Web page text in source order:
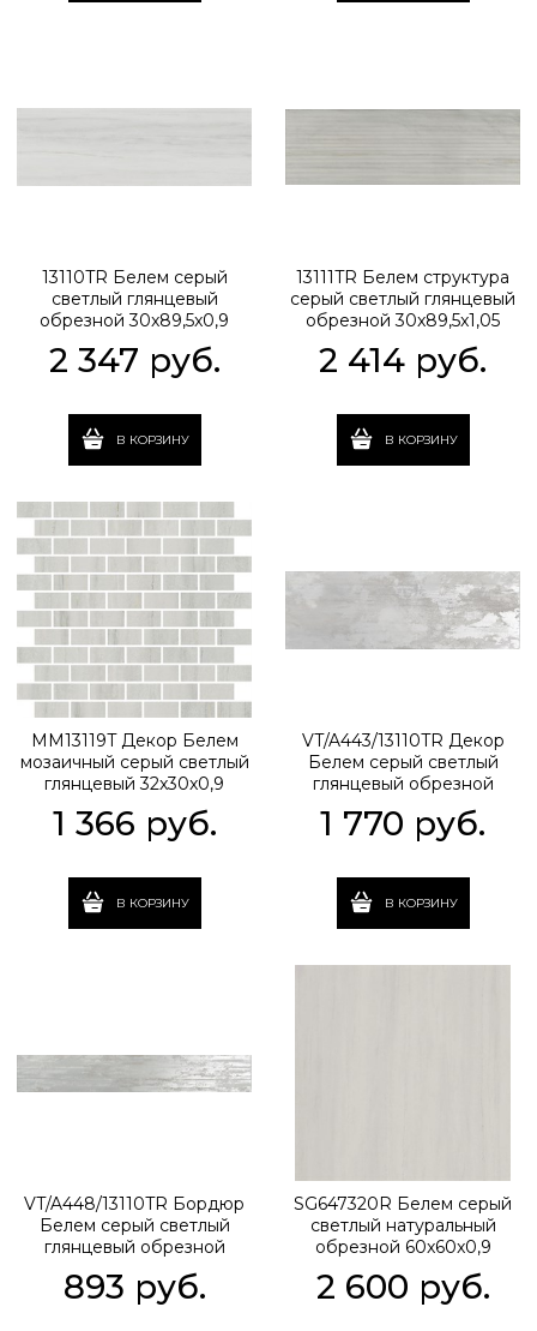
13110TR Белем серый
светлый глянцевый
обрезной 30x89,5x0,9
2 347 руб.
В КОРЗИНУ
13111TR Белем структура
серый светлый глянцевый
обрезной 30x89,5x1,05
2 414 руб.
В КОРЗИНУ
MM13119T Декор Белем
мозаичный серый светлый
глянцевый 32x30x0,9
1 366 руб.
В КОРЗИНУ
VT/A443/13110TR Декор
Белем серый светлый
глянцевый обрезной
1 770 руб.
В КОРЗИНУ
VT/A448/13110TR Бордюр
Белем серый светлый
глянцевый обрезной
893 руб.
SG647320R Белем серый
светлый натуральный
обрезной 60x60x0,9
2 600 руб.